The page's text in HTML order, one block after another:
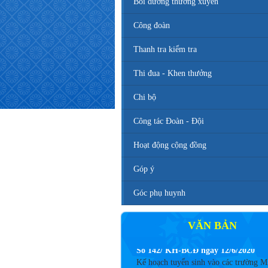
Công đoàn
Thanh tra kiểm tra
Thi đua - Khen thưởng
Chi bộ
Công tác Đoàn - Đội
Hoạt động cộng đồng
Góp ý
Góc phụ huynh
VĂN BẢN
TH, THCS năm học 2020 - 2021.